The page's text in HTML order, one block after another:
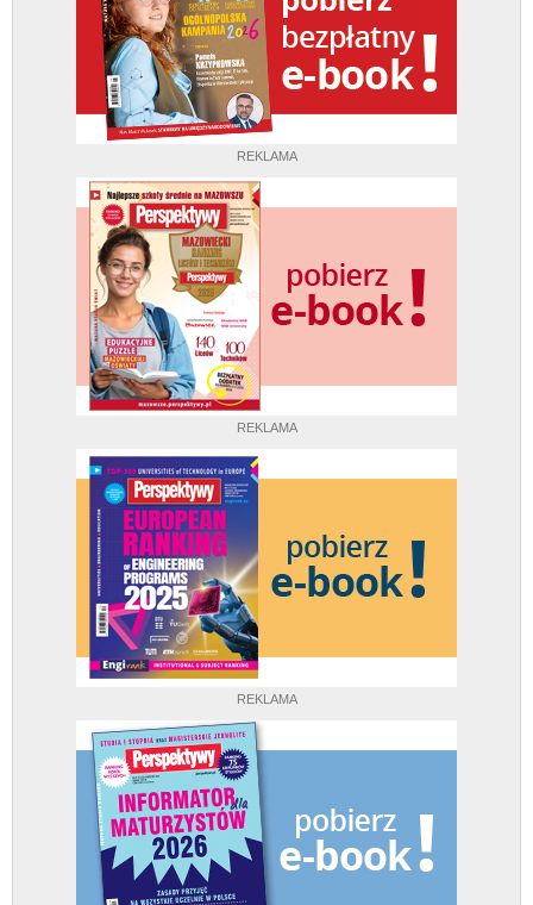
REKLAMA
REKLAMA
REKLAMA